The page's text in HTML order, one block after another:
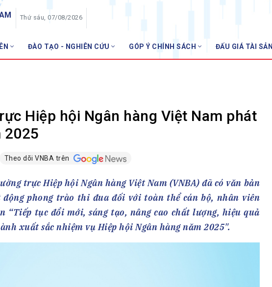
Thứ sáu, 07/08/2026
ĐÀO TẠO - NGHIÊN CỨU GÓP Ý CHÍNH SÁCH ĐẤU GIÁ TÀI SẢN
30 năm VNBA
Bản tin Tuần VNBA
Tin ngành ngân hàng
Đào tạo
Fintech
Tài chính Tiêu dùng
Hiệp hội Ngân hàng Việt Nam phát
2025
Theo dõi VNBA trên
trực Hiệp hội Ngân hàng Việt Nam (VNBA) đã có văn bản
động phong trào thi đua đối với toàn thể cán bộ, nhân viên
“Tiếp tục đổi mới, sáng tạo, nâng cao chất lượng, hiệu quả
xuất sắc nhiệm vụ Hiệp hội Ngân hàng năm 2025".